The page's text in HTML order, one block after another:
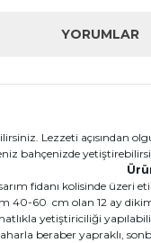
YORUMLAR
Lezzeti açısından
bahçenizde
fidanı kolisinde üzeri
40-60 cm olan 12 ay
yetiştiriciliği
beraber yapraklı,